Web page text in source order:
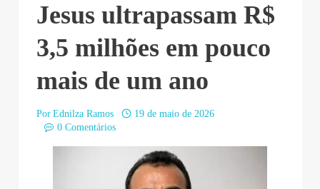
Jesus ultrapassam R$
3,5 milhões em pouco
mais de um ano
Por Ednilza Ramos
19 de maio de 2026
0 Comentários